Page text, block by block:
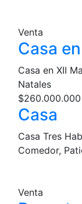
Venta
Casa
Casa en XII
Natales
Casa
Casa Tres
Comedor,
Venta